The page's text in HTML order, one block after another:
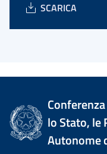
SCARICA
lo Stato, le
Autonome